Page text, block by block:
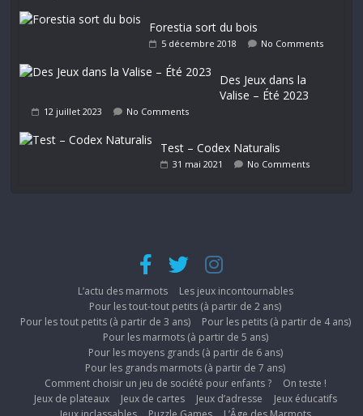
Forestia sort du bois
5 décembre 2018 No Comments
Des Jeux dans la
Valise – Été 2023
12 juillet 2023 No Comments
Test – Codex Naturalis
31 mai 2021 No Comments
L’actu des marmots
Les jeux incontournables
Pour les tout-tout petits (à partir de 2 ans)
Pour les tout petits (à partir de 3 ans)
Pour les petits (à partir de 4 ans)
Pour les marmots (à partir de 5 ans)
Pour les moyens grands (à partir de 6 ans)
Pour les grands marmots (à partir de 7 ans)
Comment choisir un jeu de société pour enfants ?
On teste !
Jeux de plateaux
Jeux de cartes Jeux d’adresse
Jeux éducatifs